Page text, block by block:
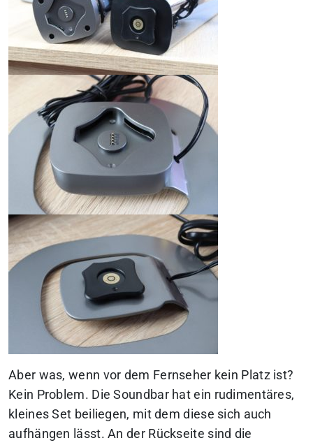
Aber was, wenn vor dem Fernseher kein Platz ist?
Kein Problem. Die Soundbar hat ein rudimentäres,
kleines Set beiliegen, mit dem diese sich auch
aufhängen lässt. An der Rückseite sind die